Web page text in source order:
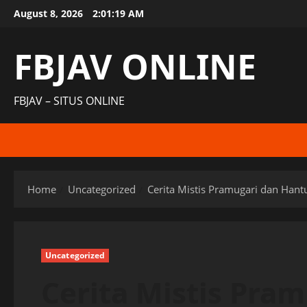
SkipAugust 8, 2026 2:01:20 AM
FBJAV ONLINE
FBJAV – SITUS ONLINE
Home Uncategorized Cerita Mistis Pramugari dan
Uncategorized